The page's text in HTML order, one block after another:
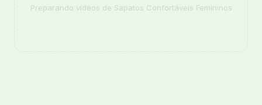
Preparando vídeos de Sapatos Confortáveis Femininos